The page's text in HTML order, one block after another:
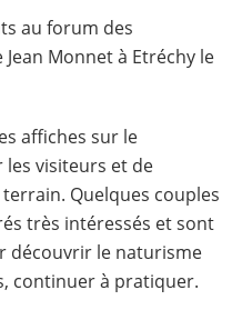
au forum des
Monnet à Etréchy le
affiches sur le
les visiteurs et de
Quelques couples
très intéressés et sont
découvrir le naturisme
continuer à pratiquer.